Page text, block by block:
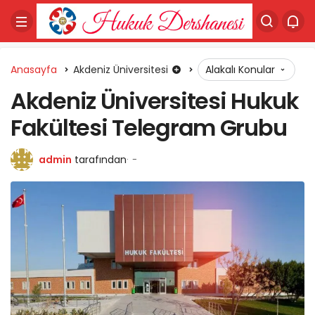
Anasayfa Akdeniz Üniversitesi Alakalı Konular
Akdeniz Üniversitesi Hukuk
Fakültesi Telegram Grubu
admin tarafından -